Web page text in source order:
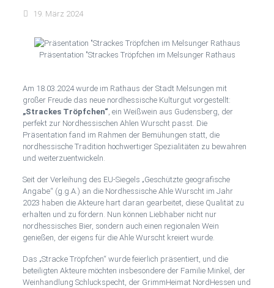
im Rathaus Melsungen
19. März 2024
Präsentation "Strackes Tröpfchen im Melsunger Rathaus
Am 18.03.2024 wurde im Rathaus der Stadt Melsungen mit
großer Freude das neue nordhessische Kulturgut vorgestellt:
„Strackes Tröpfchen“, ein Weißwein aus Gudensberg, der
perfekt zur Nordhessischen Ahlen Wurscht passt. Die
Präsentation fand im Rahmen der Bemühungen statt, die
nordhessische Tradition hochwertiger Spezialitäten zu bewahren
und weiterzuentwickeln.
Seit der Verleihung des EU-Siegels „Geschützte geografische
Angabe“ (g.g.A.) an die Nordhessische Ahle Wurscht im Jahr
2023 haben die Akteure hart daran gearbeitet, diese Qualität zu
erhalten und zu fördern. Nun können Liebhaber nicht nur
nordhessisches Bier, sondern auch einen regionalen Wein
genießen, der eigens für die Ahle Wurscht kreiert wurde.
Das „Stracke Tröpfchen“ wurde feierlich präsentiert, und die
beteiligten Akteure möchten insbesondere der Familie Minkel, der
Weinhandlung Schluckspecht, der GrimmHeimat NordHessen und